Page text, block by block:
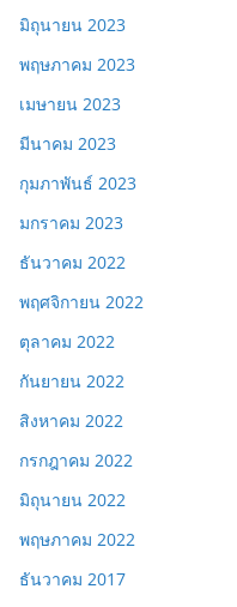
มิถุนายน 2023
พฤษภาคม 2023
เมษายน 2023
มีนาคม 2023
กุมภาพันธ์ 2023
มกราคม 2023
ธันวาคม 2022
พฤศจิกายน 2022
ตุลาคม 2022
กันยายน 2022
สิงหาคม 2022
กรกฎาคม 2022
มิถุนายน 2022
พฤษภาคม 2022
ธันวาคม 2017